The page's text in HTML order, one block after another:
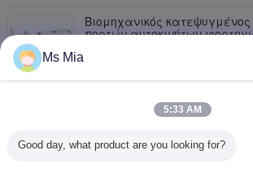
Βιομηχανικός
πορτών αυτοκινήτων
αντανακλούν το γυαλισμένο
κρύα αποθήκευση
Ms Mia
5:33 AM
Good day, what product are you looking for?